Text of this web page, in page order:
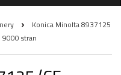
Konica Minolta 8937125
9000 stran